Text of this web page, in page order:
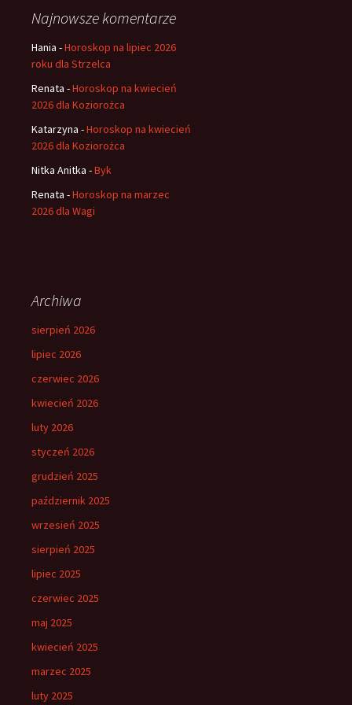
Najnowsze komentarze
Hania -Horoskop na lipiec 2026
roku dla Strzelca
Renata -Horoskop na kwiecień
2026 dla Koziorożca
Katarzyna -Horoskop na kwiecień
2026 dla Koziorożca
Nitka Anitka -Byk
Renata -Horoskop na marzec
2026 dla Wagi
Archiwa
sierpień 2026
lipiec 2026
czerwiec 2026
kwiecień 2026
luty 2026
styczeń 2026
grudzień 2025
październik 2025
wrzesień 2025
sierpień 2025
lipiec 2025
czerwiec 2025
maj 2025
kwiecień 2025
marzec 2025
luty 2025